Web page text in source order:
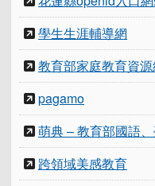
學生生涯輔導網
教育部家庭教育資
pagamo
萌典 – 教育部國語
跨領域美感教育